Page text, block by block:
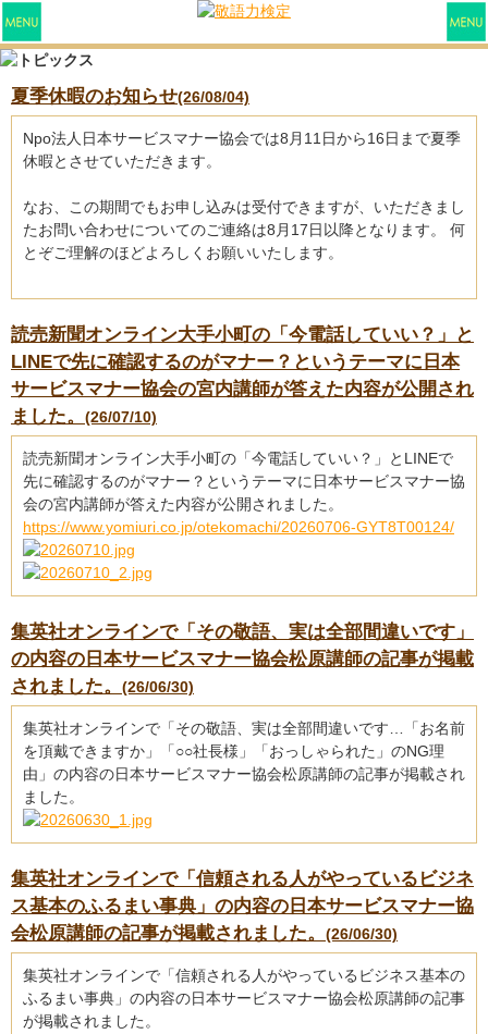
夏季休暇のお知らせ(26/08/04)
Npo法人日本サービスマナー協会では8月11日から16日まで夏季
休暇とさせていただきます。
なお、この期間でもお申し込みは受付できますが、いただきまし
たお問い合わせについてのご連絡は8月17日以降となります。 何
とぞご理解のほどよろしくお願いいたします。
読売新聞オンライン大手小町の「今電話していい？」と
LINEで先に確認するのがマナー？というテーマに日本
サービスマナー協会の宮内講師が答えた内容が公開され
ました。 (26/07/10)
読売新聞オンライン大手小町の「今電話していい？」とLINEで
先に確認するのがマナー？というテーマに日本サービスマナー協
会の宮内講師が答えた内容が公開されました。
https://www.yomiuri.co.jp/otekomachi/20260706-GYT8T00124/
集英社オンラインで「その敬語、実は全部間違いです」
の内容の日本サービスマナー協会松原講師の記事が掲載
されました。 (26/06/30)
集英社オンラインで「その敬語、実は全部間違いです…「お名前
を頂戴できますか」「○○社長様」「おっしゃられた」のNG理
由」の内容の日本サービスマナー協会松原講師の記事が掲載され
ました。
集英社オンラインで「信頼される人がやっているビジネ
ス基本のふるまい事典」の内容の日本サービスマナー協
会松原講師の記事が掲載されました。 (26/06/30)
集英社オンラインで「信頼される人がやっているビジネス基本の
ふるまい事典」の内容の日本サービスマナー協会松原講師の記事
が掲載されました。